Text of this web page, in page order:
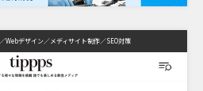
Webデザイン メディサイト制作 SEO対策